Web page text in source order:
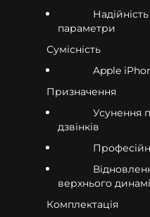
параметри
Сумісність
Apple
Призначення
Усунення
дзвінків
верхнього
Комплектація